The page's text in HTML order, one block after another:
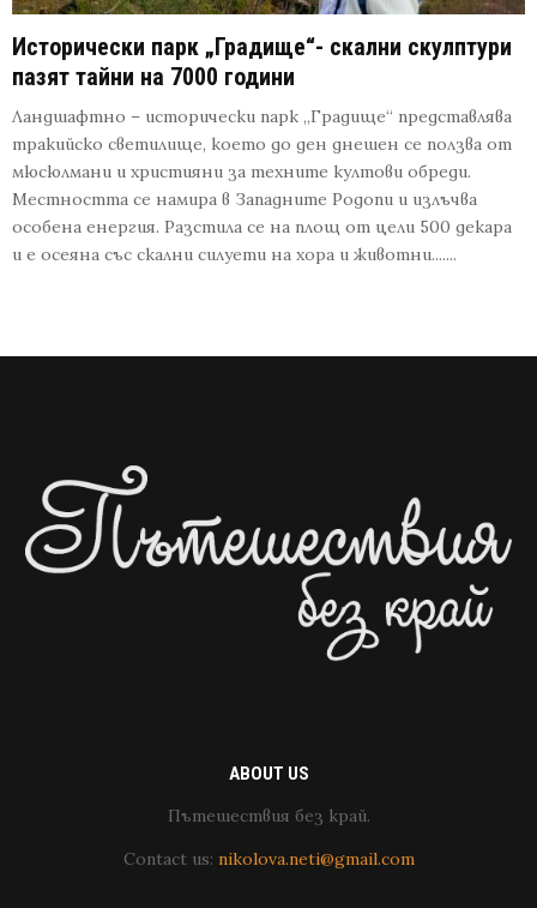
Исторически парк „Градище“- скални скулптури
пазят тайни на 7000 години
Ландшафтно – исторически парк „Градище“ представлява
тракийско светилище, което до ден днешен се ползва от
мюсюлмани и християни за техните култови обреди.
Местността се намира в Западните Родопи и излъчва
особена енергия. Разстила се на площ от цели 500 декара
и е осеяна със скални силуети на хора и животни.......
ABOUT US
Пътешествия без край.
Contact us: nikolova.neti@gmail.com